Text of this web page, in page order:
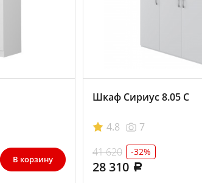
В корзину
Шкаф Сириус 8.05 С
4.8
7
41 620
-32%
28 310